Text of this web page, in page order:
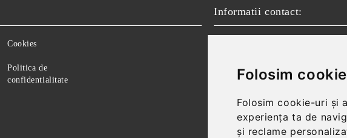
Folosim
Folosim cookie-uri și
experiența ta de
și reclame
Cookies
Politica de
confidentialitate
Informatii contact: